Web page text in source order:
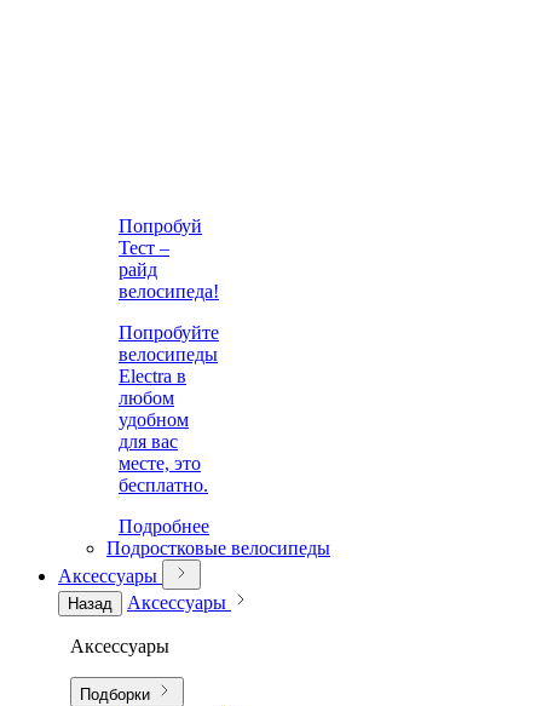
Попробуй
Тест –
райд
велосипеда!
Попробуйте
велосипеды
Electra в
любом
удобном
для вас
месте, это
бесплатно.
Подробнее
Подростковые велосипеды
Аксессуары
Назад Аксессуары
Аксессуары
Подборки